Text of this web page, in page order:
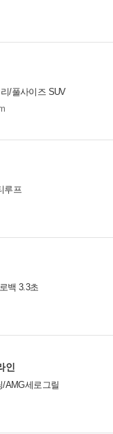
/풀사이즈 SUV
루프
백 3.3초
인
AMG세로그릴